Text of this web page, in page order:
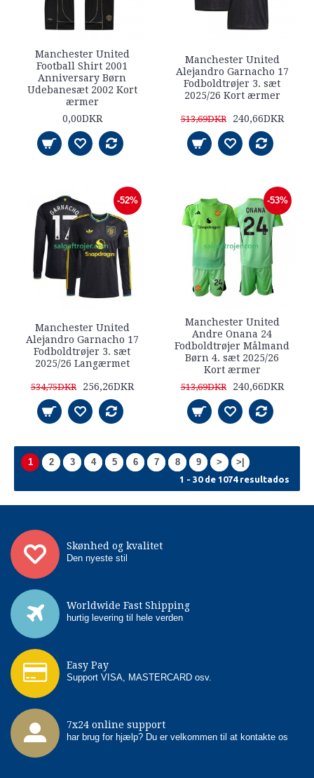
Manchester United
Football Shirt 2001
Anniversary Børn
Udebanesæt 2002 Kort
ærmer
0,00DKR
Manchester United
Alejandro Garnacho 17
Fodboldtrøjer 3. sæt
2025/26 Kort ærmer
513,69DKR 240,66DKR
-52%
Manchester United
Alejandro Garnacho 17
Fodboldtrøjer 3. sæt
2025/26 Langærmet
534,75DKR 256,26DKR
-53%
Manchester United
Andre Onana 24
Fodboldtrøjer Målmand
Børn 4. sæt 2025/26
Kort ærmer
513,69DKR 240,66DKR
1 2 3 4 5 6 7 8 9 > >|
1 - 30 de 1074 resultados
Skønhed og kvalitet
Den nyeste stil
Worldwide Fast Shipping
hurtig levering til hele verden
Easy Pay
Support VISA, MASTERCARD osv.
7x24 online support
har brug for hjælp? Du er velkommen til at kontakte os